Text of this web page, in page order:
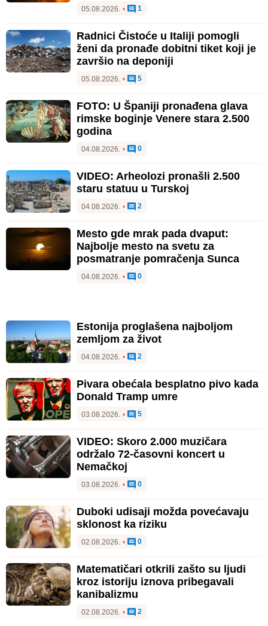
05.08.2026. • 1
Radnici Čistoće u Italiji pomogli
ženi da pronađe dobitni tiket koji je
završio na deponiji
05.08.2026. • 5
FOTO: U Španiji pronađena glava
rimske boginje Venere stara 2.500
godina
04.08.2026. • 0
VIDEO: Arheolozi pronašli 2.500
staru statuu u Turskoj
04.08.2026. • 2
Mesto gde mrak pada dvaput:
Najbolje mesto na svetu za
posmatranje pomračenja Sunca
04.08.2026. • 0
Estonija proglašena najboljom
zemljom za život
04.08.2026. • 2
Pivara obećala besplatno pivo kada
Donald Tramp umre
03.08.2026. • 5
VIDEO: Skoro 2.000 muzičara
održalo 72-časovni koncert u
Nemačkoj
03.08.2026. • 0
Duboki udisaji možda povećavaju
sklonost ka riziku
02.08.2026. • 0
Matematičari otkrili zašto su ljudi
kroz istoriju iznova pribegavali
kanibalizmu
02.08.2026. • 2